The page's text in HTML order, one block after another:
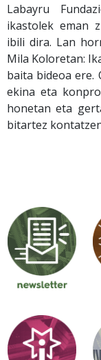
Labayru
ikastolek eman
ibili dira. Lan
Mila Koloretan:
baita bideoa ere.
ekina eta
honetan eta
bitartez